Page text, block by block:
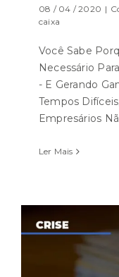
08 / 04 / 2020 |
caixa
Você Sabe
Necessário
- E Gerando
Tempos
Empresários
Ler Mais